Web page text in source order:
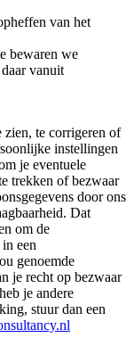
van het
bewaren we
vanuit
zien, te corrigeren of
instellingen
je eventuele
trekken of bezwaar
door ons
Dat
om de
een
genoemde
je recht op bezwaar
je andere
stuur dan een